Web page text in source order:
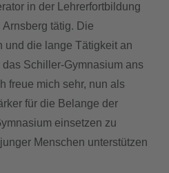
in der Lehrerfortbildung
tätig. Die
und die lange Tätigkeit an
Schiller-Gymnasium ans
freue mich sehr, nun als
für die Belange der
einsetzen zu
Menschen unterstützen